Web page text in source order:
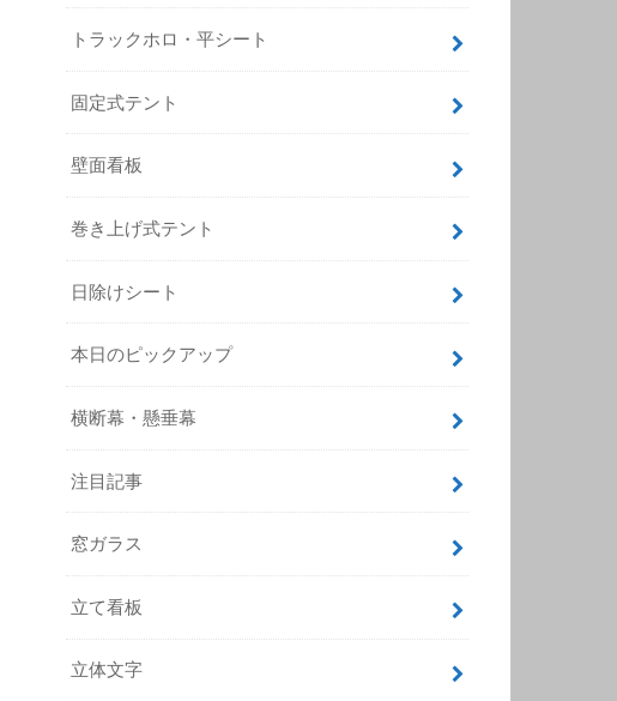
トラックホロ・平シート
固定式テント
壁面看板
巻き上げ式テント
日除けシート
本日のピックアップ
横断幕・懸垂幕
注目記事
窓ガラス
立て看板
立体文字